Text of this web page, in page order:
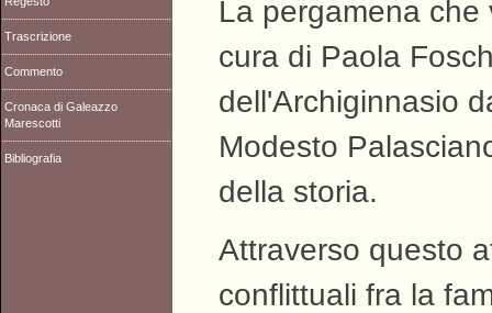
Trascrizione
Commento
Cronaca di Galeazzo
Marescotti
Bibliografia
La pergamena
cura di Paola
dell'Archiginnasio
Modesto
della storia.
Attraverso questo
conflittuali fra la